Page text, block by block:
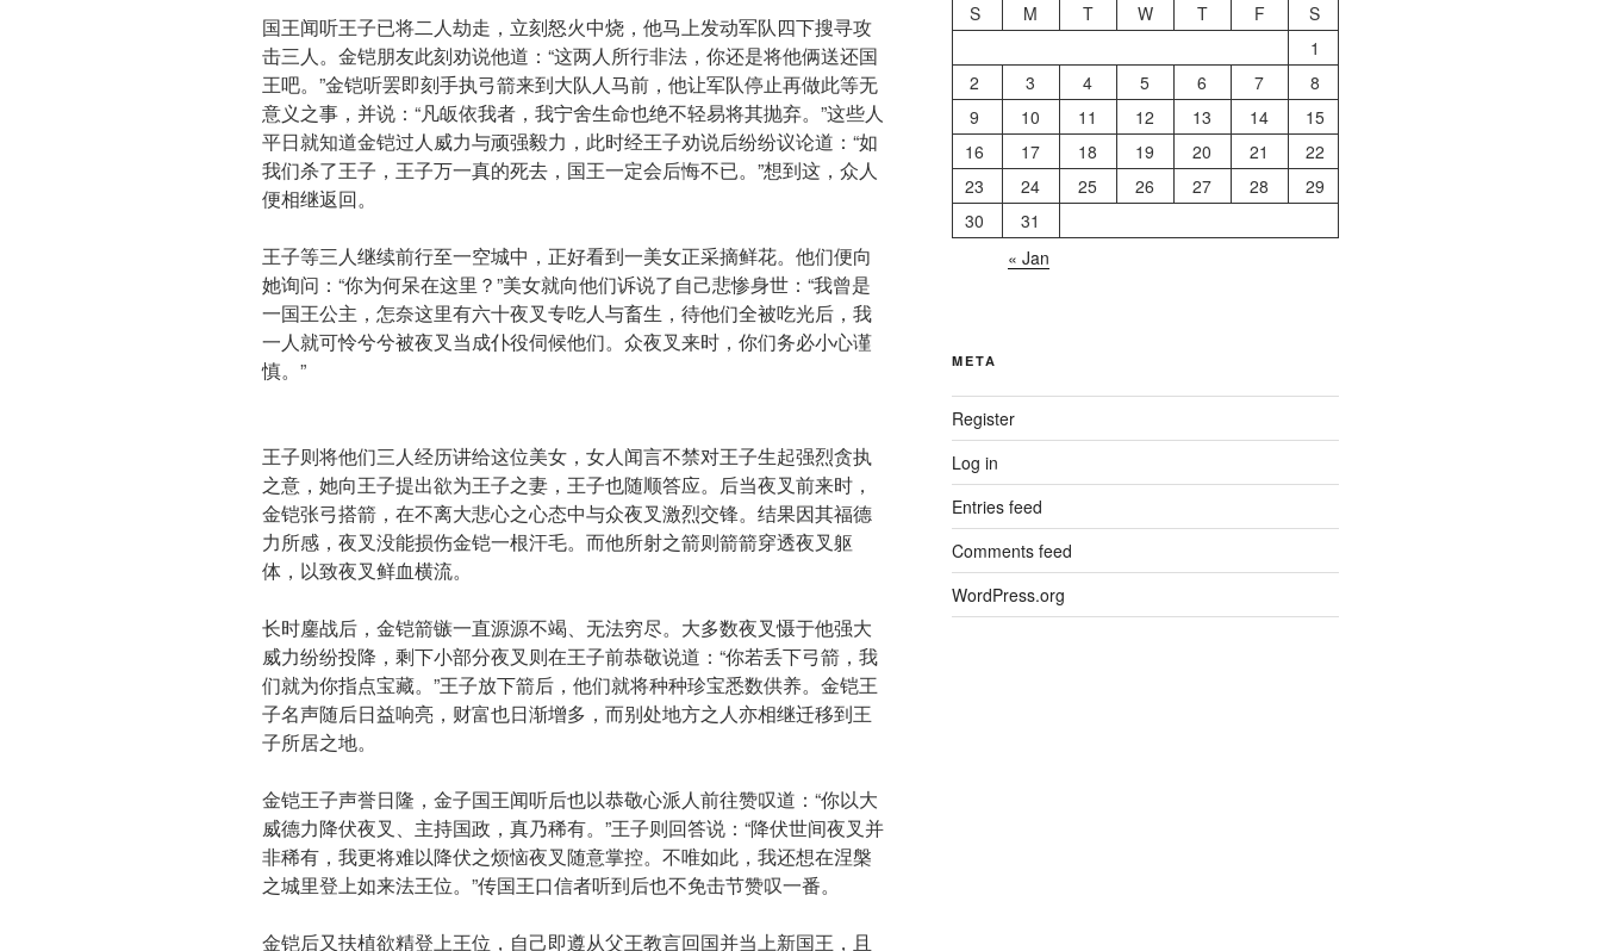
国王闻听王子已将二人劫走，立刻怒火中烧，他马上发动军队四下搜寻攻
击三人。金铠朋友此刻劝说他道：“这两人所行非法，你还是将他俩送还国
王吧。”金铠听罢即刻手执弓箭来到大队人马前，他让军队停止再做此等无
意义之事，并说：“凡皈依我者，我宁舍生命也绝不轻易将其抛弃。”这些人
平日就知道金铠过人威力与顽强毅力，此时经王子劝说后纷纷议论道：“如
我们杀了王子，王子万一真的死去，国王一定会后悔不已。”想到这，众人
便相继返回。
王子等三人继续前行至一空城中，正好看到一美女正采摘鲜花。他们便向
她询问：“你为何呆在这里？”美女就向他们诉说了自己悲惨身世：“我曾是
一国王公主，怎奈这里有六十夜叉专吃人与畜生，待他们全被吃光后，我
一人就可怜兮兮被夜叉当成仆役伺候他们。众夜叉来时，你们务必小心谨
慎。”
王子则将他们三人经历讲给这位美女，女人闻言不禁对王子生起强烈贪执
之意，她向王子提出欲为王子之妻，王子也随顺答应。后当夜叉前来时，
金铠张弓搭箭，在不离大悲心之心态中与众夜叉激烈交锋。结果因其福德
力所感，夜叉没能损伤金铠一根汗毛。而他所射之箭则箭箭穿透夜叉躯
体，以致夜叉鲜血横流。
长时鏖战后，金铠箭镞一直源源不竭、无法穷尽。大多数夜叉慑于他强大
威力纷纷投降，剩下小部分夜叉则在王子前恭敬说道：“你若丢下弓箭，我
们就为你指点宝藏。”王子放下箭后，他们就将种种珍宝悉数供养。金铠王
子名声随后日益响亮，财富也日渐增多，而别处地方之人亦相继迁移到王
子所居之地。
金铠王子声誉日隆，金子国王闻听后也以恭敬心派人前往赞叹道：“你以大
威德力降伏夜叉、主持国政，真乃稀有。”王子则回答说：“降伏世间夜叉并
非稀有，我更将难以降伏之烦恼夜叉随意掌控。不唯如此，我还想在涅槃
之城里登上如来法王位。”传国王口信者听到后也不免击节赞叹一番。
金铠后又扶植欲精登上王位，自己即遵从父王教言回国并当上新国王，且
S
M T W T F
S
1
2
3 4 5 6 7
8
9
10 11 12 13 14
15
16
17 18 19 20 21
22
23
24 25 26 27 28
29
30
31
« Jan
META
Register
Log in
Entries feed
Comments feed
WordPress.org